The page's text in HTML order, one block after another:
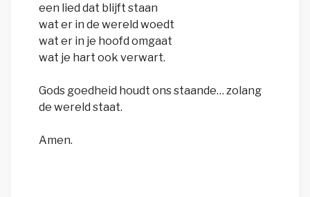
een lied dat blijft staan
wat er in de wereld woedt
wat er in je hoofd omgaat
wat je hart ook verwart.
Gods goedheid houdt ons staande… zolang
de wereld staat.
Amen.